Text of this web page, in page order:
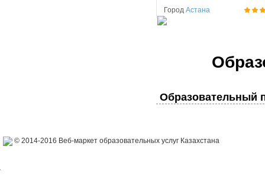
Город Астана
Образовательный
© 2014-2016 Веб-маркет образовательных услуг Казахстана